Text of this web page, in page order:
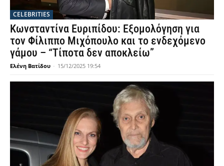
CELEBRITIES
Κωνσταντίνα Ευριπίδου: Εξομολόγηση για
τον Φίλιππο Μιχόπουλο και το ενδεχόμενο
γάμου – “Τίποτα δεν αποκλείω”
Ελένη Βατίδου - 15/12/2025 19:54